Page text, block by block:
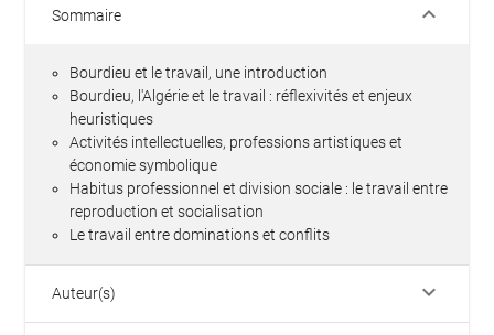
Sommaire keyboard_arrow_down
Bourdieu et le travail, une introduction
Bourdieu, l'Algérie et le travail : réflexivités et enjeux
heuristiques
Activités intellectuelles, professions artistiques et
économie symbolique
Habitus professionnel et division sociale : le travail entre
reproduction et socialisation
Le travail entre dominations et conflits
Auteur(s) keyboard_arrow_down